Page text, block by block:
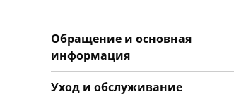
Обращение и основная
информация
Уход и обслуживание